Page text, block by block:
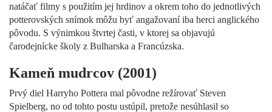
natáčať filmy s použitím jej hrdinov a okrem toho do jednotlivých
potterovských snímok môžu byť angažovaní iba herci anglického
pôvodu. S výnimkou štvrtej časti, v ktorej sa objavujú
čarodejnícke školy z Bulharska a Francúzska.
Kameň mudrcov (2001)
Prvý diel Harryho Pottera mal pôvodne režírovať Steven
Spielberg, no od tohto postu ustúpil, pretože nesúhlasil so